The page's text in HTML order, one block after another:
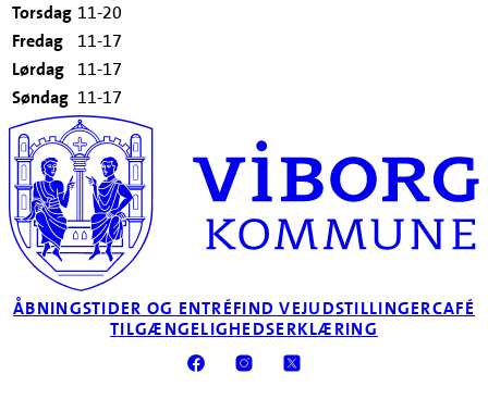
Torsdag 11-20
Fredag
11-17
Lørdag
11-17
Søndag 11-17
ÅBNINGSTIDER OG ENTRÉFIND VEJUDSTILLINGERCAFÉ
TILGÆNGELIGHEDSERKLÆRING